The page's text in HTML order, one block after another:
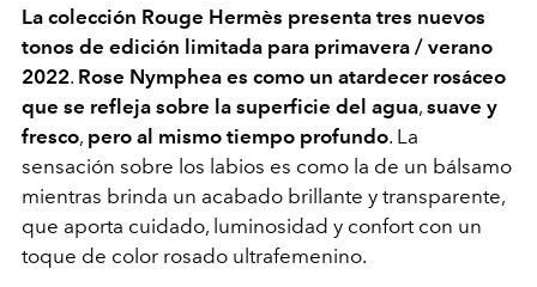
La colección Rouge Hermès presenta tres nuevos
tonos de edición limitada para primavera / verano
2022. Rose Nymphea es como un atardecer rosáceo
que se refleja sobre la superficie del agua, suave y
fresco, pero al mismo tiempo profundo. La
sensación sobre los labios es como la de un bálsamo
mientras brinda un acabado brillante y transparente,
que aporta cuidado, luminosidad y confort con un
toque de color rosado ultrafemenino.